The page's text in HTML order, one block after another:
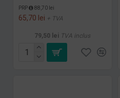
PRP 88,70 lei
65,70 lei + TVA
79,50 lei TVA inclus